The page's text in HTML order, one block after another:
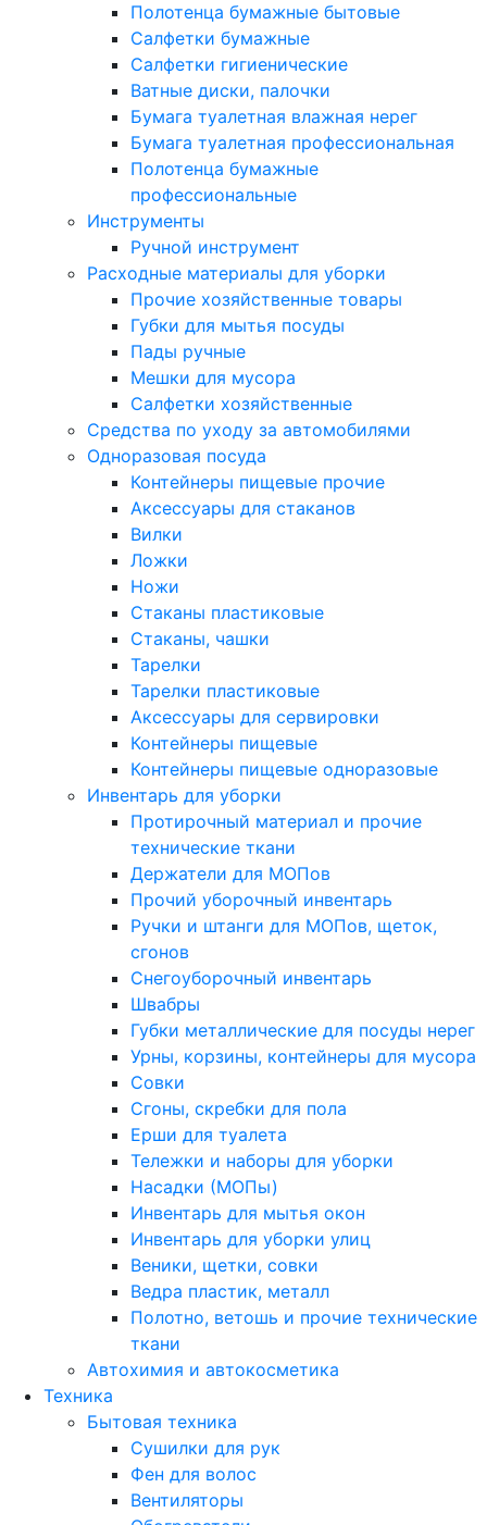
Полотенца бумажные бытовые
Салфетки бумажные
Салфетки гигиенические
Ватные диски, палочки
Бумага туалетная влажная нерег
Бумага туалетная профессиональная
Полотенца бумажные
профессиональные
Инструменты
Ручной инструмент
Расходные материалы для уборки
Прочие хозяйственные товары
Губки для мытья посуды
Пады ручные
Мешки для мусора
Салфетки хозяйственные
Средства по уходу за автомобилями
Одноразовая посуда
Контейнеры пищевые прочие
Аксессуары для стаканов
Вилки
Ложки
Ножи
Стаканы пластиковые
Стаканы, чашки
Тарелки
Тарелки пластиковые
Аксессуары для сервировки
Контейнеры пищевые
Контейнеры пищевые одноразовые
Инвентарь для уборки
Протирочный материал и прочие
технические ткани
Держатели для МОПов
Прочий уборочный инвентарь
Ручки и штанги для МОПов, щеток,
сгонов
Снегоуборочный инвентарь
Швабры
Губки металлические для посуды нерег
Урны, корзины, контейнеры для мусора
Совки
Сгоны, скребки для пола
Ерши для туалета
Тележки и наборы для уборки
Насадки (МОПы)
Инвентарь для мытья окон
Инвентарь для уборки улиц
Веники, щетки, совки
Ведра пластик, металл
Полотно, ветошь и прочие технические
ткани
Автохимия и автокосметика
Техника
Бытовая техника
Сушилки для рук
Фен для волос
Вентиляторы